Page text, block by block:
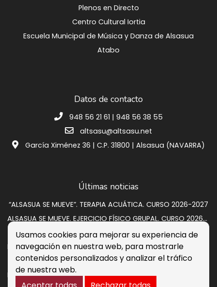
Plenos en Directo
Centro Cultural Iortia
Escuela Municipal de Música y Danza de Alsasua
Atabo
Datos de contacto
948 56 21 61 | 948 56 38 55
altsasu@altsasu.net
García Ximénez 36 | C.P. 31800 | Alsasua (NAVARRA)
Últimas noticias
“ALSASUA SE MUEVE”. TERAPIA ACUÁTICA. CURSO 2026-2027
ALSASUA SE MUEVE. EJERCICIO FÍSICO GRUPAL. CURSO 2026-2027
SUBASTA VIVIENDA EN CALLE GRUPO SAN PEDRO A 2
Listados provisionales escuelas deportivas 2026-2027
Usamos cookies para mejorar su experiencia de
navegación en nuestra web, para mostrarle
contenidos personalizados y analizar el tráfico
de nuestra web.